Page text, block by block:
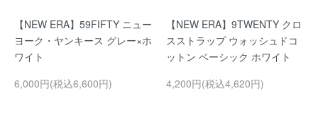
【NEW ERA】59FIFTY ニュー
ヨーク・ヤンキース グレー×ホ
ワイト
6,000円(税込6,600円)
【NEW ERA】9TWENTY クロ
スストラップ ウォッシュドコ
ットン ベーシック ホワイト
4,200円(税込4,620円)